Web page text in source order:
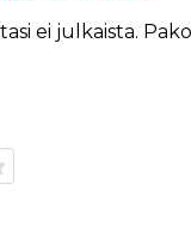
ei julkaista.